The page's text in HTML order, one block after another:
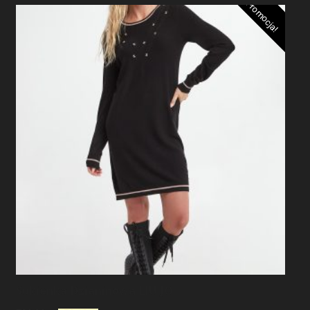
Promocja!